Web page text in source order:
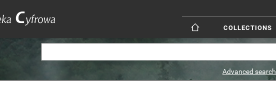
COLLECTIONS
Advanced search